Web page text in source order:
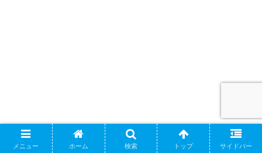
メニュー ホーム 検索 トップ サイドバー